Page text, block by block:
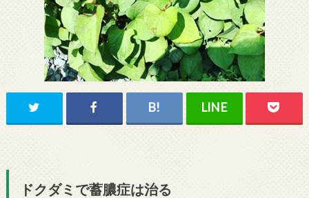
ドクダミで蓄膿症は治る